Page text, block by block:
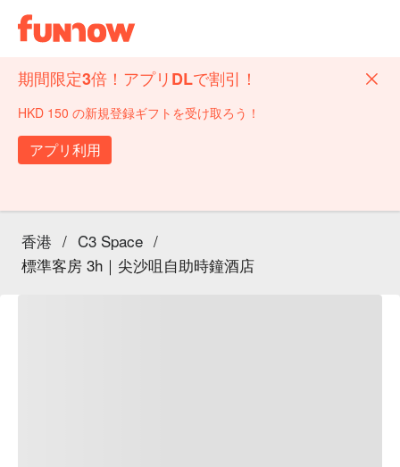
期間限定3倍！アプリDLで割引！
HKD 150 の新規登録ギフトを受け取ろう！
アプリ利用
香港 / C3 Space /
標準客房 3h｜尖沙咀自助時鐘酒店